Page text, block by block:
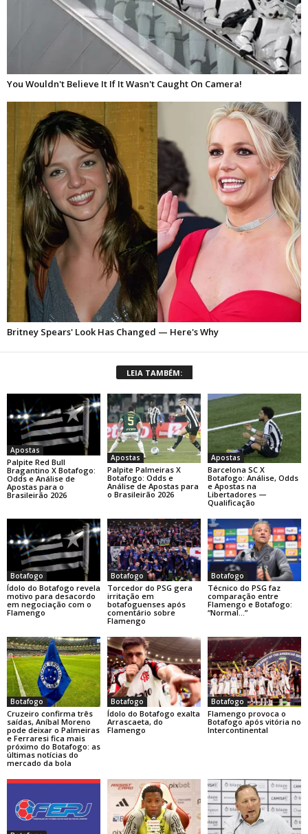
LEIA TAMBÉM:
Apostas
Palpite Red Bull
Bragantino X Botafogo:
Odds e Análise de
Apostas para o
Brasileirão 2026
Apostas
Palpite Palmeiras X
Botafogo: Odds e
Análise de Apostas para
o Brasileirão 2026
Apostas
Barcelona SC X
Botafogo: Análise, Odds
e Apostas na
Libertadores —
Qualificação
Botafogo
Ídolo do Botafogo revela
motivo para desacordo
em negociação com o
Flamengo
Botafogo
Torcedor do PSG gera
irritação em
botafoguenses após
comentário sobre
Flamengo
Botafogo
Técnico do PSG faz
comparação entre
Flamengo e Botafogo:
“Normal…”
Botafogo
Cruzeiro confirma três
saídas, Aníbal Moreno
pode deixar o Palmeiras
e Ferraresi fica mais
próximo do Botafogo: as
últimas notícias do
mercado da bola
Botafogo
Ídolo do Botafogo exalta
Arrascaeta, do
Flamengo
Botafogo
Flamengo provoca o
Botafogo após vitória no
Intercontinental